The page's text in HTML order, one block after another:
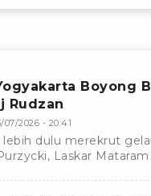
Boyong
Rudzan
07/2026 - 20:41
lebih dulu merekrut
Laskar